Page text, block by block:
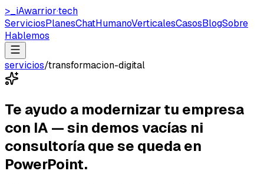
>_ iAwarrior·tech
ServiciosPlanesChatHumanoVerticalesCasosBlogSobre
Hablemos
servicios/transformacion-digital
Te ayudo a modernizar tu empresa
con IA — sin demos vacías ni
consultoría que se queda en
PowerPoint.